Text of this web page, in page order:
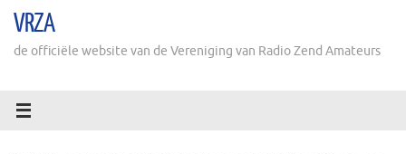
naarVRZA
de officiële website van de Vereniging van Radio Zend Amateurs